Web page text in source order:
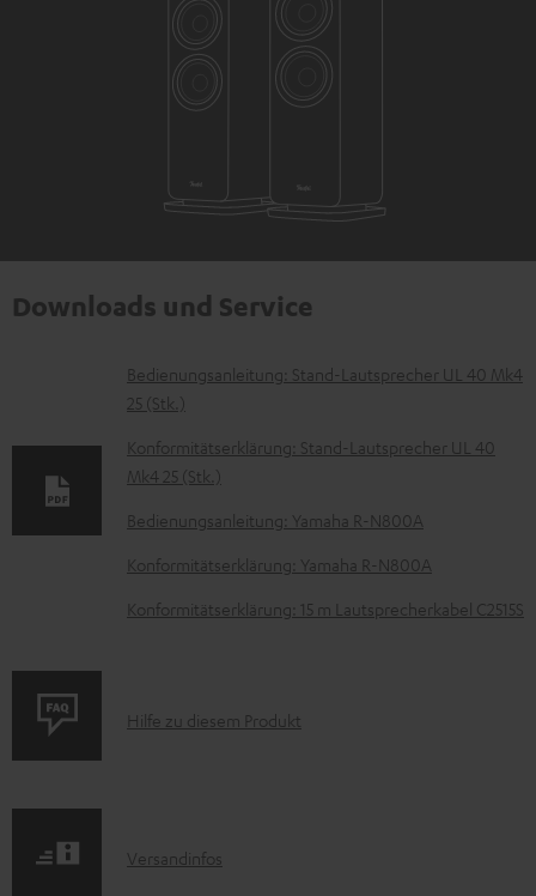
Downloads und Service
D
o
k
u
m
e
t
u
Bedienungsanleitung: Stand-Lautsprecher UL 40 Mk4
25 (Stk.)
Konformitätserklärung: Stand-Lautsprecher UL 40
Mk4 25 (Stk.)
Bedienungsanleitung: Yamaha R-N800A
Konformitätserklärung: Yamaha R-N800A
Konformitätserklärung: 15 m Lautsprecherkabel C2515S
P
u
Hilfe zu diesem Produkt
IVersandinfos